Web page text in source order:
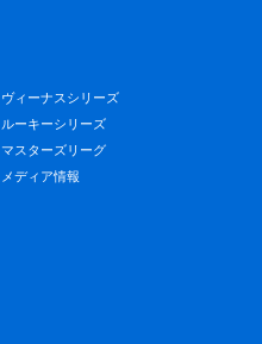
ヴィーナスシリーズ
ルーキーシリーズ
マスターズリーグ
メディア情報